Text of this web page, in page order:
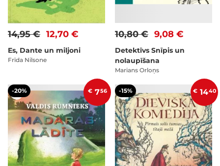
12,70 €
14,95 €
Es, Dante un miljoni
Frīda Nilsone
9,08 €
10,80 €
Detektīvs Snīpis un
nolaupīšana
Marians Orloņs
-20% € 756 -15% € 1440